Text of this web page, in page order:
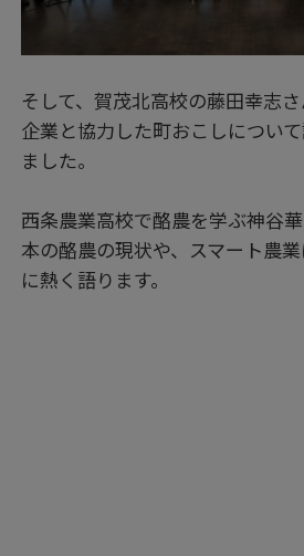
そして、賀茂北高校の藤田幸志
企業と協力した町おこしについ
ました。
西条農業高校で酪農を学ぶ神谷
本の酪農の現状や、スマート農
に熱く語ります。